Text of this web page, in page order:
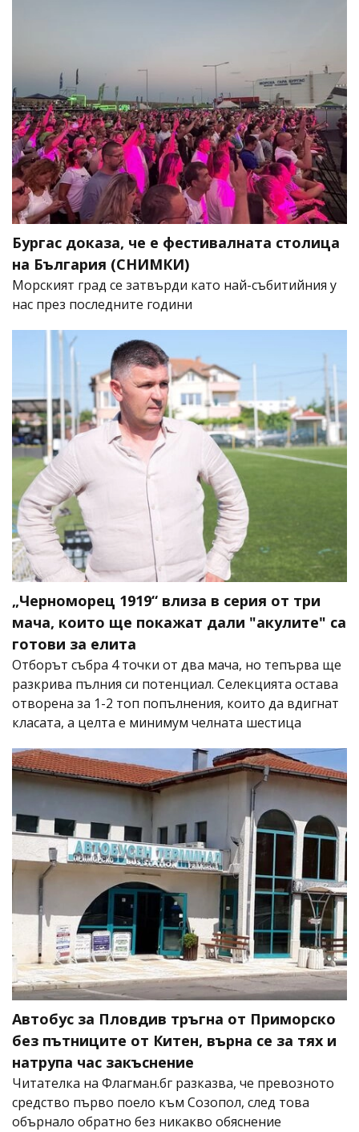
Бургас доказа, че е фестивалната столица
на България (СНИМКИ)
Морският град се затвърди като най-събитийния у
нас през последните години
„Черноморец 1919“ влиза в серия от три
мача, които ще покажат дали "акулите" са
готови за елита
Отборът събра 4 точки от два мача, но тепърва ще
разкрива пълния си потенциал. Селекцията остава
отворена за 1-2 топ попълнения, които да вдигнат
класата, а целта е минимум челната шестица
Автобус за Пловдив тръгна от Приморско
без пътниците от Китен, върна се за тях и
натрупа час закъснение
Читателка на Флагман.бг разказва, че превозното
средство първо поело към Созопол, след това
обърнало обратно без никакво обяснение